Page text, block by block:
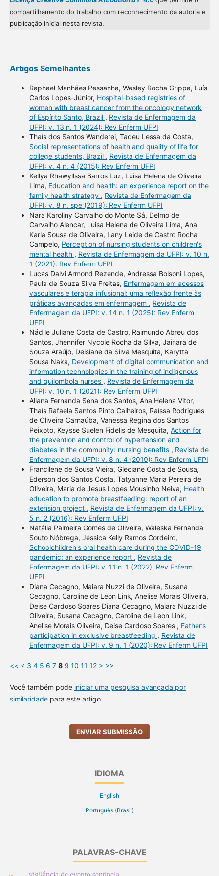
compartilhamento do trabalho com reconhecimento da autoria e
publicação inicial nesta revista.
Artigos Semelhantes
Raphael Manhães Pessanha, Wesley Rocha Grippa, Luís
Carlos Lopes-Júnior, Hospital-based registries of
women with breast cancer from the oncology network
of Espírito Santo, Brazil , Revista de Enfermagem da
UFPI: v. 13 n. 1 (2024): Rev Enferm UFPI
Thaís dos Santos Wanderei, Tadeu Lessa da Costa,
Social representations of health and quality of life for
college students, Brazil , Revista de Enfermagem da
UFPI: v. 4 n. 4 (2015): Rev Enferm UFPI
Kellya Rhawyllssa Barros Luz, Luisa Helena de Oliveira
Lima, Education and health: an experience report on the
family health strategy , Revista de Enfermagem da
UFPI: v. 8 n. spe (2019): Rev Enferm UFPI
Nara Karoliny Carvalho do Monte Sá, Delmo de
Carvalho Alencar, Luisa Helena de Oliveira Lima, Ana
Karla Sousa de Oliveira, Lany Leide de Castro Rocha
Campelo, Perception of nursing students on children's
mental health , Revista de Enfermagem da UFPI: v. 10 n.
1 (2021): Rev Enferm UFPI
Lucas Dalvi Armond Rezende, Andressa Bolsoni Lopes,
Paula de Souza Silva Freitas, Enfermagem em acessos
vasculares e terapia infusional: uma reflexão frente às
práticas avançadas em enfermagem , Revista de
Enfermagem da UFPI: v. 14 n. 1 (2025): Rev Enferm
UFPI
Nádile Juliane Costa de Castro, Raimundo Abreu dos
Santos, Jhennifer Nycole Rocha da Silva, Jainara de
Souza Araújo, Deisiane da Silva Mesquita, Karytta
Sousa Naka, Development of digital communication and
information technologies in the training of indigenous
and quilombola nurses , Revista de Enfermagem da
UFPI: v. 10 n. 1 (2021): Rev Enferm UFPI
Allana Fernanda Sena dos Santos, Ana Helena Vitor,
Thaís Rafaela Santos Pinto Calheiros, Raíssa Rodrigues
de Oliveira Carnaúba, Vanessa Regina dos Santos
Peixoto, Keysse Suelen Fidelis de Mesquita, Action for
the prevention and control of hypertension and
diabetes in the community: nursing benefits , Revista de
Enfermagem da UFPI: v. 8 n. 4 (2019): Rev Enferm UFPI
Francilene de Sousa Vieira, Gleciane Costa de Sousa,
Ederson dos Santos Costa, Tatyanne Maria Pereira de
Oliveira, Maria de Jesus Lopes Mousinho Neiva, Health
education to promote breastfeeding: report of an
extension project , Revista de Enfermagem da UFPI: v.
5 n. 2 (2016): Rev Enferm UFPI
Natália Palmeira Gomes de Oliveira, Waleska Fernanda
Souto Nóbrega, Jéssica Kelly Ramos Cordeiro,
Schoolchildren's oral health care during the COVID-19
pandemic: an experience report , Revista de
Enfermagem da UFPI: v. 11 n. 1 (2022): Rev Enferm
UFPI
Diana Cecagno, Maiara Nuzzi de Oliveira, Susana
Cecagno, Caroline de Leon Link, Anelise Morais Oliveira,
Deise Cardoso Soares Diana Cecagno, Maiara Nuzzi de
Oliveira, Susana Cecagno, Caroline de Leon Link,
Anelise Morais Oliveira, Deise Cardoso Soares , Father’s
participation in exclusive breastfeeding , Revista de
Enfermagem da UFPI: v. 9 n. 1 (2020): Rev Enferm UFPI
<< < 3 4 5 6 7 8 9 10 11 12 > >>
Você também pode iniciar uma pesquisa avançada por
similaridadepara este artigo.
ENVIAR SUBMISSÃO
IDIOMA
English
Português (Brasil)
PALAVRAS-CHAVE